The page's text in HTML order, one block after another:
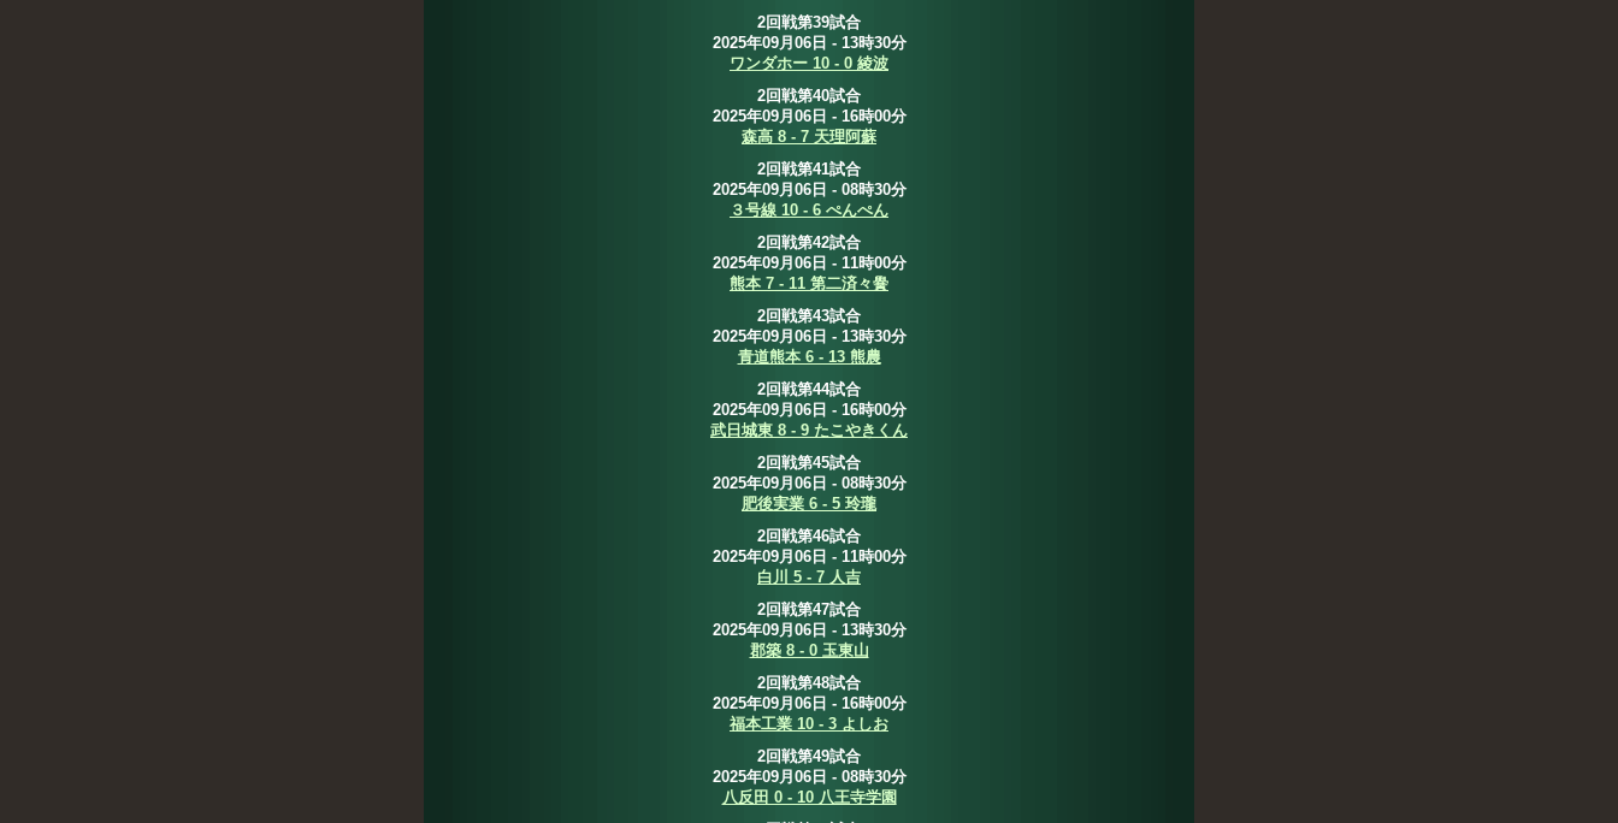
2回戦第39試合
2025年09月06日 - 13時30分
ワンダホー 10 - 0 綾波
2回戦第40試合
2025年09月06日 - 16時00分
森高 8 - 7 天理阿蘇
2回戦第41試合
2025年09月06日 - 08時30分
３号線 10 - 6 ぺんぺん
2回戦第42試合
2025年09月06日 - 11時00分
熊本 7 - 11 第二済々黌
2回戦第43試合
2025年09月06日 - 13時30分
青道熊本 6 - 13 熊農
2回戦第44試合
2025年09月06日 - 16時00分
武日城東 8 - 9 たこやきくん
2回戦第45試合
2025年09月06日 - 08時30分
肥後実業 6 - 5 玲瓏
2回戦第46試合
2025年09月06日 - 11時00分
白川 5 - 7 人吉
2回戦第47試合
2025年09月06日 - 13時30分
郡築 8 - 0 玉東山
2回戦第48試合
2025年09月06日 - 16時00分
福本工業 10 - 3 よしお
2回戦第49試合
2025年09月06日 - 08時30分
八反田 0 - 10 八王寺学園